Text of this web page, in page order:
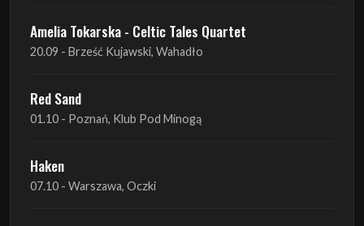
Red Sand
Haken
Heretoir + Unreqvited + Nidare